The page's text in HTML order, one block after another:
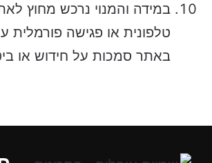
במידה והמנוי נרכש מחוץ
טלפונית או פגישה
באתר סמכות על חידוש או